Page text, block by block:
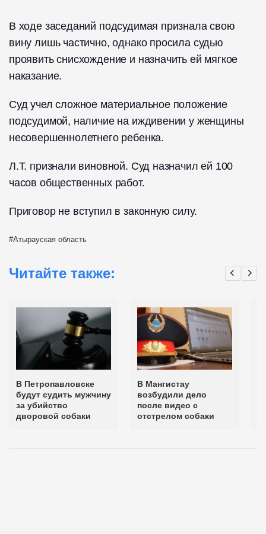
В ходе заседаний подсудимая признала свою
вину лишь частично, однако просила судью
проявить снисхождение и назначить ей мягкое
наказание.
Суд учел сложное материальное положение
подсудимой, наличие на иждивении у женщины
несовершеннолетнего ребенка.
Л.Т. признали виновной. Суд назначил ей 100
часов общественных работ.
Приговор не вступил в законную силу.
Атырауская область
Читайте также:
В Петропавловске
будут судить мужчину
за убийство
дворовой собаки
В Мангистау
возбудили дело
после видео с
отстрелом собаки